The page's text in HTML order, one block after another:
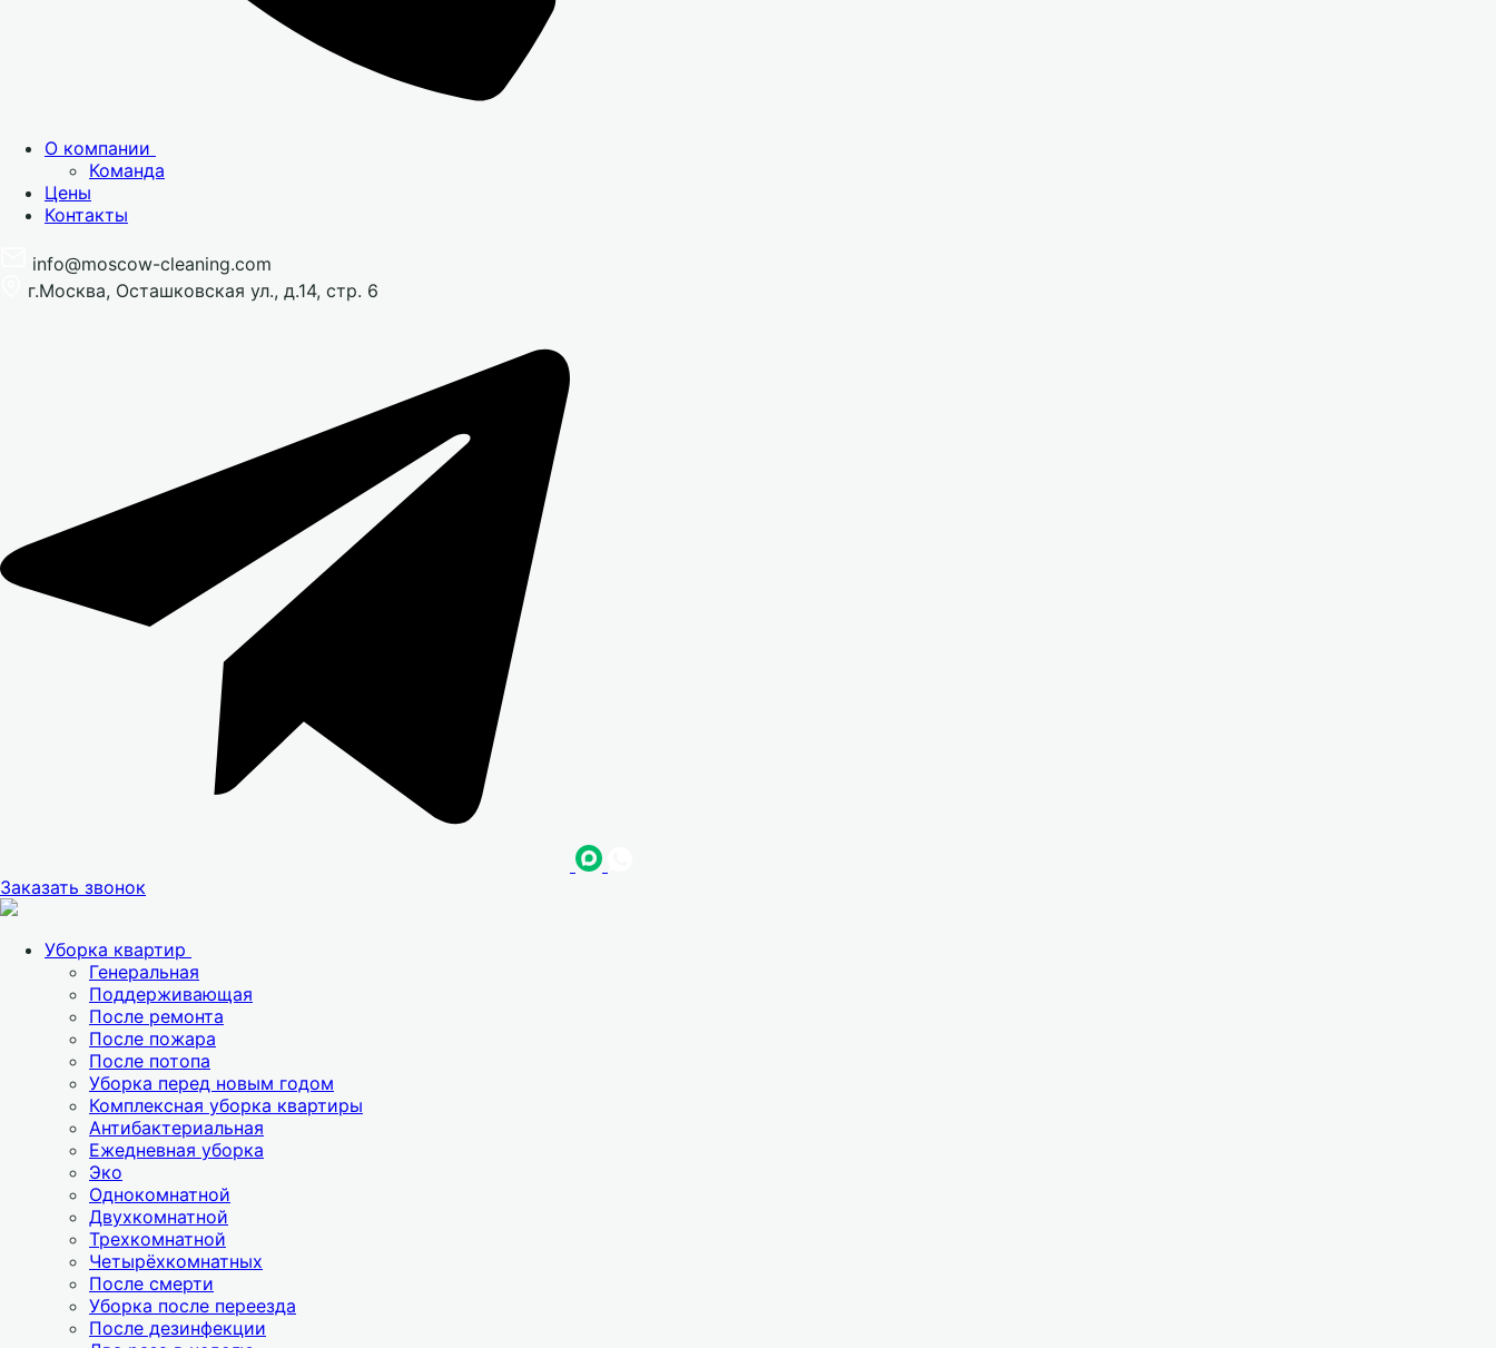
О компании
Команда
Цены
Контакты
info@moscow-cleaning.com
г.Москва, Осташковская ул., д.14, стр. 6
Заказать звонок
Уборка квартир
Генеральная
Поддерживающая
После ремонта
После пожара
После потопа
Уборка перед новым годом
Комплексная уборка квартиры
Антибактериальная
Ежедневная уборка
Эко
Однокомнатной
Двухкомнатной
Трехкомнатной
Четырёхкомнатных
После смерти
Уборка после переезда
После дезинфекции